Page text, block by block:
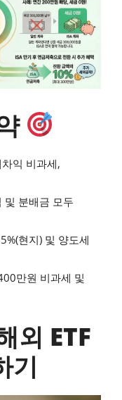
익 비과세,
및 분배금 모두
현지) 및 양도세
만원 비과세 및
외 ETF
기